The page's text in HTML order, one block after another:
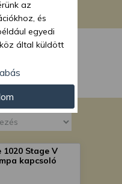
alkatrészek
1020 Stage V
kapcsoló
az
és
egyedi
által küldött
és
és
adatok
geolokációs
információkat